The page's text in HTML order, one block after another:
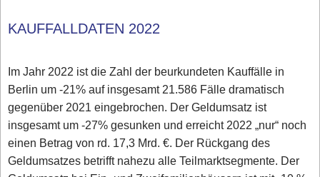
KAUFFALLDATEN 2022
Im Jahr 2022 ist die Zahl der beurkundeten Kauffälle in
Berlin um -21% auf insgesamt 21.586 Fälle dramatisch
gegenüber 2021 eingebrochen. Der Geldumsatz ist
insgesamt um -27% gesunken und erreicht 2022 „nur“ noch
einen Betrag von rd. 17,3 Mrd. €. Der Rückgang des
Geldumsatzes betrifft nahezu alle Teilmarktsegmente. Der